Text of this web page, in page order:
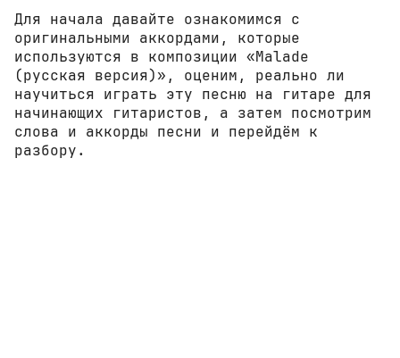
Для начала давайте ознакомимся с
оригинальными аккордами, которые
используются в композиции «Malade
(русская версия)», оценим, реально ли
научиться играть эту песню на гитаре для
начинающих гитаристов, а затем посмотрим
слова и аккорды песни и перейдём к
разбору.